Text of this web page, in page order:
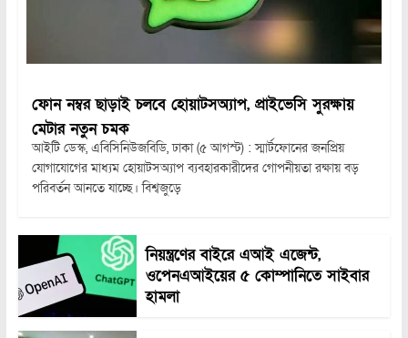
ফোন নম্বর ছাড়াই চলবে হোয়াটসঅ্যাপ, প্রাইভেসি সুরক্ষায়
মেটার নতুন চমক
আইটি ডেস্ক, এবিসিনিউজবিডি, ঢাকা (৫ আগস্ট) : স্মার্টফোনের জনপ্রিয়
যোগাযোগের মাধ্যম হোয়াটসঅ্যাপ ব্যবহারকারীদের গোপনীয়তা রক্ষায় বড়
পরিবর্তন আনতে যাচ্ছে। বিশ্বজুড়ে
নিয়ন্ত্রণের বাইরে এআই এজেন্ট,
ওপেনএআইয়ের ৫ কোম্পানিতে সাইবার
হামলা